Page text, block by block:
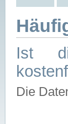
Ist
Die